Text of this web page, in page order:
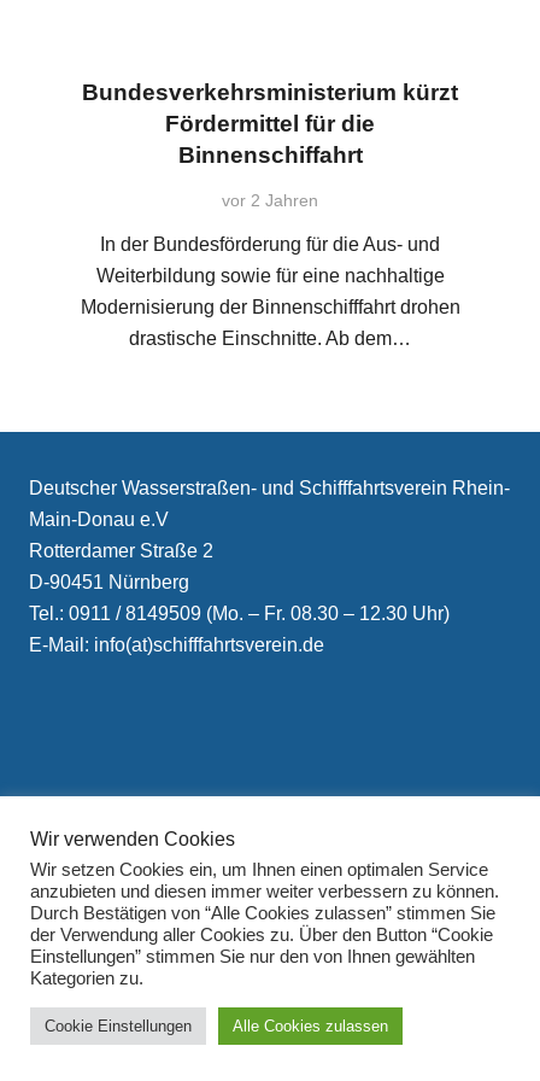
Bundesverkehrsministerium kürzt
Fördermittel für die
Binnenschiffahrt
vor 2 Jahren
In der Bundesförderung für die Aus- und
Weiterbildung sowie für eine nachhaltige
Modernisierung der Binnenschifffahrt drohen
drastische Einschnitte. Ab dem…
Deutscher Wasserstraßen- und Schifffahrtsverein Rhein-
Main-Donau e.V
Rotterdamer Straße 2
D-90451 Nürnberg
Tel.: 0911 / 8149509 (Mo. – Fr. 08.30 – 12.30 Uhr)
E-Mail: info(at)schifffahrtsverein.de
Datenschutzerklärung
Wir verwenden Cookies
Wir setzen Cookies ein, um Ihnen einen optimalen Service
anzubieten und diesen immer weiter verbessern zu können.
Durch Bestätigen von “Alle Cookies zulassen” stimmen Sie
der Verwendung aller Cookies zu. Über den Button “Cookie
Einstellungen” stimmen Sie nur den von Ihnen gewählten
Kategorien zu.
Cookie Einstellungen Alle Cookies zulassen